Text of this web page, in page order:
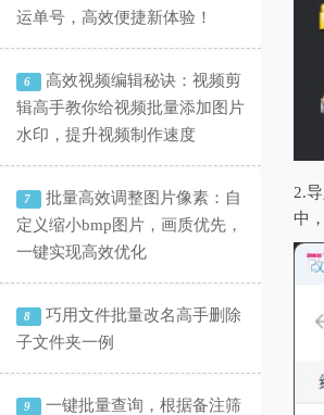
运单号，高效便捷新体验！
6
高效视频编辑秘诀：视频剪
辑高手教你给视频批量添加图片
水印，提升视频制作速度
7
批量高效调整图片像素：自
定义缩小bmp图片，画质优先，
一键实现高效优化
8
巧用文件批量改名高手删除
子文件夹一例
9
一键批量查询，根据备注筛
2.‌
中